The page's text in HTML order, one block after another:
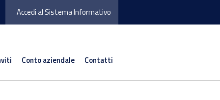
Accedi al Sistema Informativo
Conto aziendale Contatti